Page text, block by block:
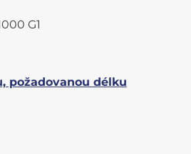
G1
požadovanou délku